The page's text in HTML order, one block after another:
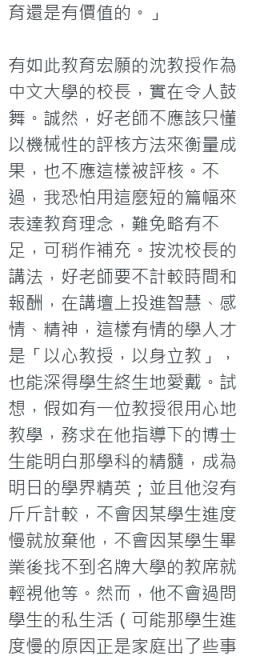
育還是有價值的。」
有如此教育宏願的沈教授作為
中文大學的校長，實在令人鼓
舞。誠然，好老師不應該只懂
以機械性的評核方法來衡量成
果，也不應這樣被評核。不
過，我恐怕用這麼短的篇幅來
表達教育理念，難免略有不
足，可稍作補充。按沈校長的
講法，好老師要不計較時間和
報酬，在講壇上投進智慧、感
情、精神，這樣有情的學人才
是「以心教授，以身立教」，
也能深得學生終生地愛戴。試
想，假如有一位教授很用心地
教學，務求在他指導下的博士
生能明白那學科的精髓，成為
明日的學界精英；並且他沒有
斤斤計較，不會因某學生進度
慢就放棄他，不會因某學生畢
業後找不到名牌大學的教席就
輕視他等。然而，他不會過問
學生的私生活（可能那學生進
度慢的原因正是家庭出了些事